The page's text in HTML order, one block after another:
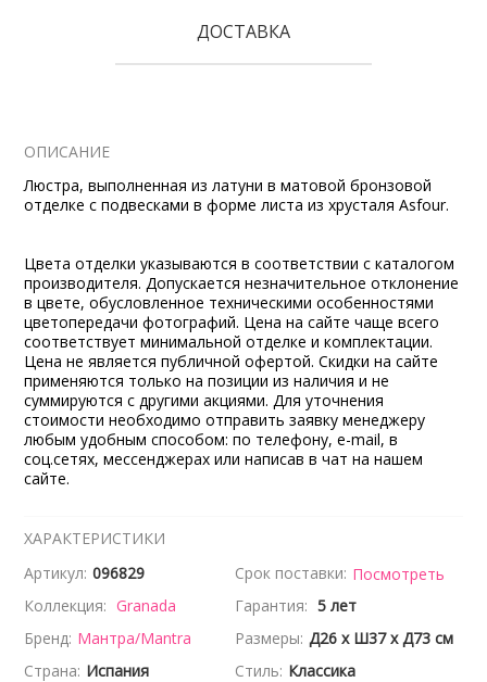
ДОСТАВКА
ОПИСАНИЕ
Люстра, выполненная из латуни в матовой бронзовой
отделке с подвесками в форме листа из хрусталя Asfour.
Цвета отделки указываются в соответствии с каталогом
производителя. Допускается незначительное отклонение
в цвете, обусловленное техническими особенностями
цветопередачи фотографий. Цена на сайте чаще всего
соответствует минимальной отделке и комплектации.
Цена не является публичной офертой. Скидки на сайте
применяются только на позиции из наличия и не
суммируются с другими акциями. Для уточнения
стоимости необходимо отправить заявку менеджеру
любым удобным способом: по телефону, e-mail, в
соц.сетях, мессенджерах или написав в чат на нашем
сайте.
ХАРАКТЕРИСТИКИ
Артикул: 096829 Срок поставки: Посмотреть
Коллекция: Granada Гарантия: 5 лет
Бренд: Мантра/Mantra Размеры: Д26 x Ш37 x Д73 см
Страна: Испания Стиль: Классика